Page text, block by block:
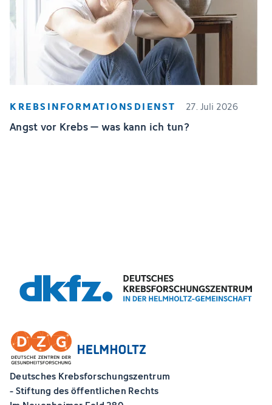
KREBSINFORMATIONSDIENST 27. Juli 2026
Angst vor Krebs – was kann ich tun?
Deutsches Krebsforschungszentrum
- Stiftung des öffentlichen Rechts